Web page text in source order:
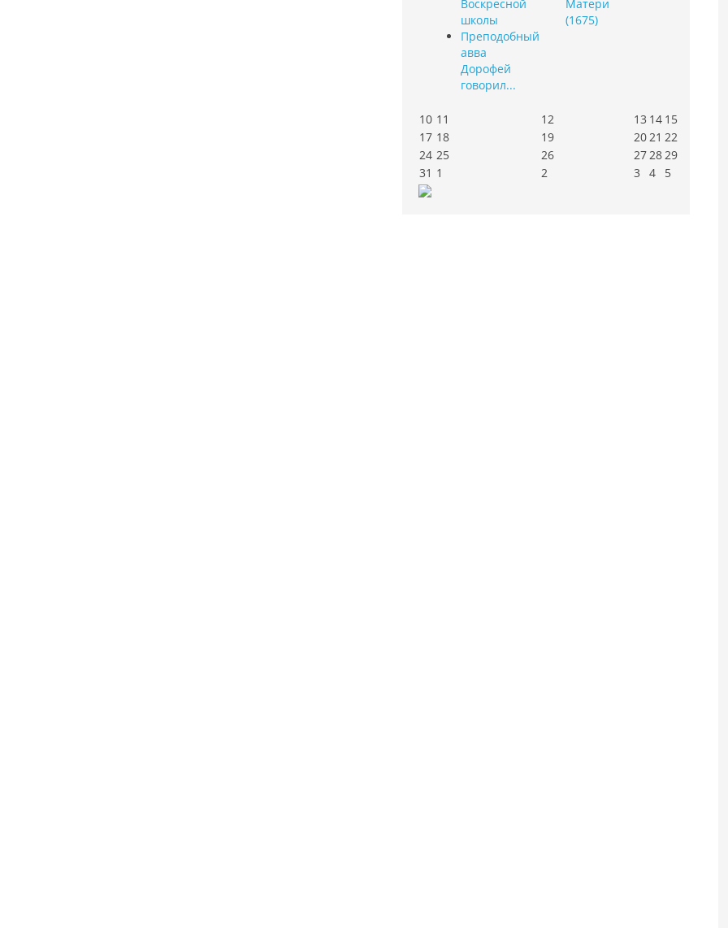
Воскресной
школы
Преподобный
авва
Дорофей
говорил...
Матери
(1675)
10 11 12 13 14 15
17 18 19 20 21 22
24 25 26 27 28 29
31 1 2 3 4 5